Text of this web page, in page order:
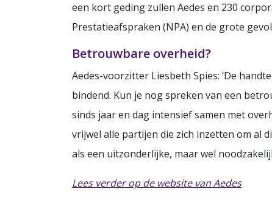
een kort geding zullen Aedes en 230
Prestatieafspraken (NPA) en de grote
Betrouwbare overheid?
Aedes-voorzitter Liesbeth Spies: ‘De
bindend. Kun je nog spreken van een
sinds jaar en dag intensief samen met
vrijwel alle partijen die zich inzetten om al
als een uitzonderlijke, maar wel
Lees verder op de website van Aedes